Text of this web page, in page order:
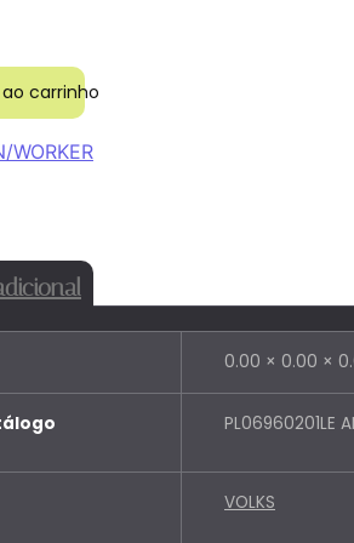
VW INF BASE CURVA LE AMARELA
carrinho
WORKER
0.00 × 0.00 ×
PL06960201LE
VOLKS